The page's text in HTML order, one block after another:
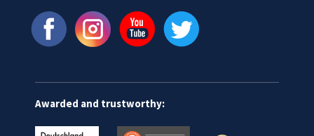
Awarded and trustworthy: